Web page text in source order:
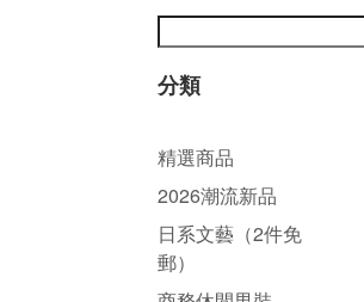
分類
精選商品
2026潮流新品
日系文藝（2件免
郵）